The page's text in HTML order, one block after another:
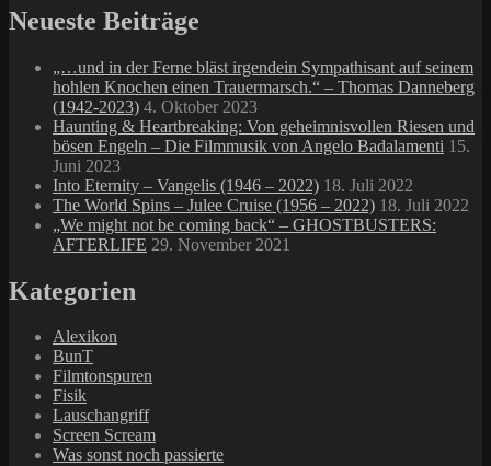
Neueste Beiträge
„…und in der Ferne bläst irgendein Sympathisant auf seinem
hohlen Knochen einen Trauermarsch.“ – Thomas Danneberg
(1942-2023) 4. Oktober 2023
Haunting & Heartbreaking: Von geheimnisvollen Riesen und
bösen Engeln – Die Filmmusik von Angelo Badalamenti 15.
Juni 2023
Into Eternity – Vangelis (1946 – 2022) 18. Juli 2022
The World Spins – Julee Cruise (1956 – 2022) 18. Juli 2022
„We might not be coming back“ – GHOSTBUSTERS:
AFTERLIFE 29. November 2021
Kategorien
Alexikon
BunT
Filmtonspuren
Fisik
Lauschangriff
Screen Scream
Was sonst noch passierte